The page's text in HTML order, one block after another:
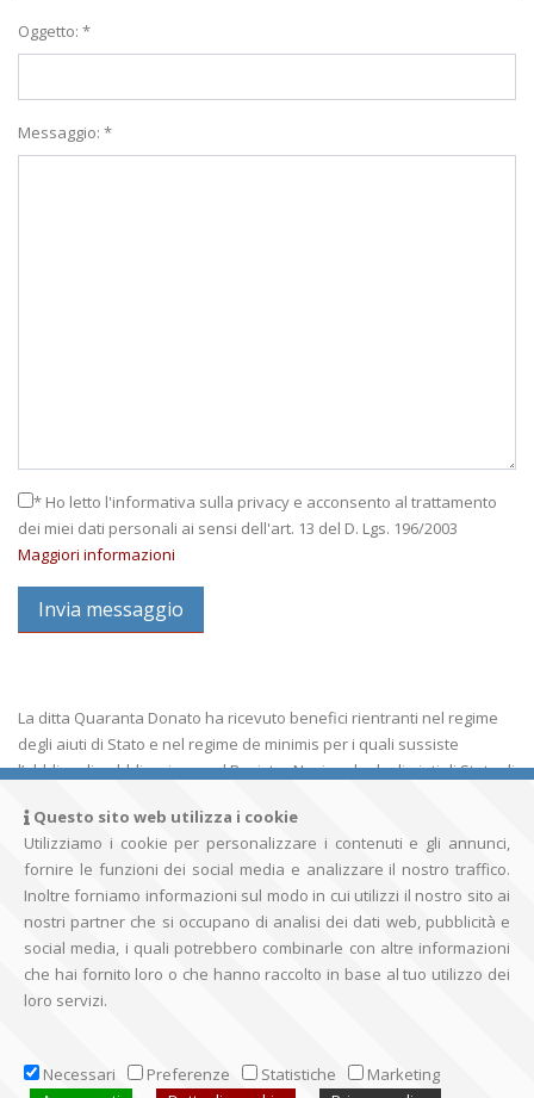
Oggetto: *
Messaggio: *
* Ho letto l'informativa sulla privacy e acconsento al trattamento
dei miei dati personali ai sensi dell'art. 13 del D. Lgs. 196/2003
Maggiori informazioni
La ditta Quaranta Donato ha ricevuto benefici rientranti nel regime
degli aiuti di Stato e nel regime de minimis per i quali sussiste
l’obbligo di pubblicazione nel Registro Nazionale degli aiuti di Stato di
DONATO QUARANTA
Contatti|Sitemap
Questo sito web utilizza i cookie
Utilizziamo i cookie per personalizzare i contenuti e gli annunci,
fornire le funzioni dei social media e analizzare il nostro traffico.
Inoltre forniamo informazioni sul modo in cui utilizzi il nostro sito ai
nostri partner che si occupano di analisi dei dati web, pubblicità e
social media, i quali potrebbero combinarle con altre informazioni
che hai fornito loro o che hanno raccolto in base al tuo utilizzo dei
loro servizi.
Necessari Preferenze Statistiche
Marketing